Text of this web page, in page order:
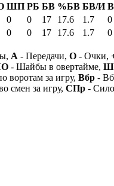
ШП РБ БВ %БВ БВ/И
0 0 17 17.6 1.7 0
0 0 17 17.6 1.7 0
А - Передачи, О - Очки,
- Шайбы в овертайме,
воротам за игру, Вбр -
смен за игру, СПр -